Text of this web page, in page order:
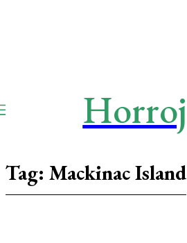
Horroj
Tag: Mackinac Island